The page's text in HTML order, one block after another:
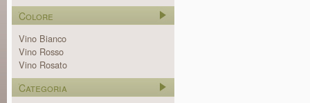
Colore
Vino Bianco
Vino Rosso
Vino Rosato
Categoria